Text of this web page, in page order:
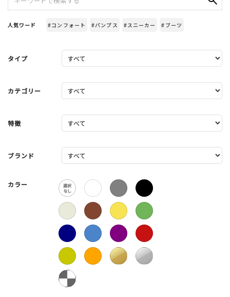
人気ワード #コンフォート #パンプス #スニーカー #ブーツ
タイプ
カテゴリー
特徴
ブランド
カラー